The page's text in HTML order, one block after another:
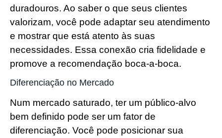
duradouros. Ao saber o que seus clientes
valorizam, você pode adaptar seu atendimento
e mostrar que está atento às suas
necessidades. Essa conexão cria fidelidade e
promove a recomendação boca-a-boca.
Diferenciação no Mercado
Num mercado saturado, ter um público-alvo
bem definido pode ser um fator de
diferenciação. Você pode posicionar sua